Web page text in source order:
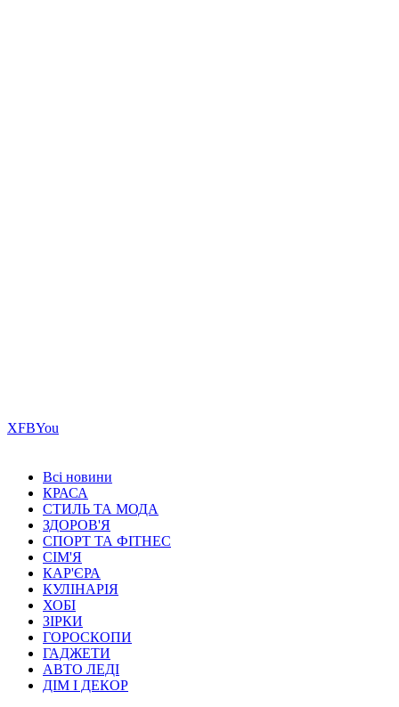
ХFBYou
Всі новини
КРАСА
СТИЛЬ ТА МОДА
ЗДОРОВ'Я
СПОРТ ТА ФІТНЕС
СІМ'Я
КАР'ЄРА
КУЛІНАРІЯ
ХОБІ
ЗІРКИ
ГОРОСКОПИ
ГАДЖЕТИ
АВТО ЛЕДІ
ДІМ І ДЕКОР